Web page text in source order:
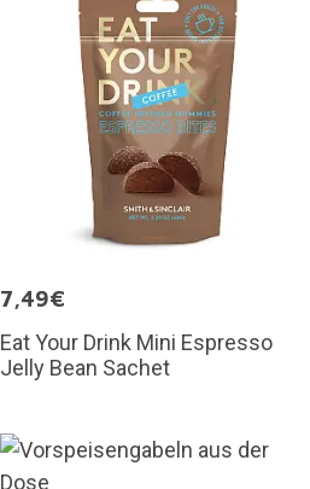
7,49€
Eat Your Drink Mini Espresso
Jelly Bean Sachet